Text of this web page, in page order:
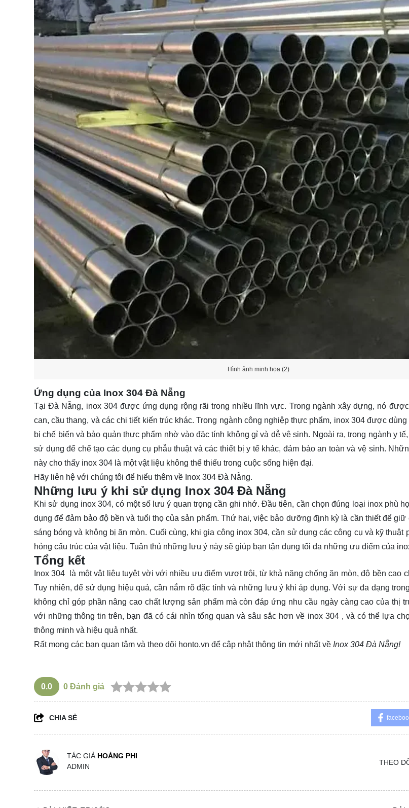
Hình ảnh minh họa (2)
Ứng dụng của Inox 304 Đà Nẵng
Tại Đà Nẵng, inox 304 được ứng dụng rộng rãi trong nhiều lĩnh vực. Trong ngành xây dựng, nó
can, cầu thang, và các chi tiết kiến trúc khác. Trong ngành công nghiệp thực phẩm, inox 304 được
bị chế biến và bảo quản thực phẩm nhờ vào đặc tính không gỉ và dễ vệ sinh. Ngoài ra, trong ngành y
sử dụng để chế tạo các dụng cụ phẫu thuật và các thiết bị y tế khác, đảm bảo an toàn và vệ sinh.
này cho thấy inox 304 là một vật liệu không thể thiếu trong cuộc sống hiện đại.
Hãy liên hệ với chúng tôi để hiểu thêm về Inox 304 Đà Nẵng.
Những lưu ý khi sử dụng Inox 304 Đà Nẵng
Khi sử dụng inox 304, có một số lưu ý quan trọng cần ghi nhớ. Đầu tiên, cần chọn đúng loại inox phù
dụng để đảm bảo độ bền và tuổi thọ của sản phẩm. Thứ hai, việc bảo dưỡng định kỳ là cần thiết để giữ
sáng bóng và không bị ăn mòn. Cuối cùng, khi gia công inox 304, cần sử dụng các công cụ và kỹ thuật
hỏng cấu trúc của vật liệu. Tuân thủ những lưu ý này sẽ giúp bạn tận dụng tối đa những ưu điểm của
Tổng kết
Inox 304 là một vật liệu tuyệt vời với nhiều ưu điểm vượt trội, từ khả năng chống ăn mòn, độ bền cao
Tuy nhiên, để sử dụng hiệu quả, cần nắm rõ đặc tính và những lưu ý khi áp dụng. Với sự đa dạng
không chỉ góp phần nâng cao chất lượng sản phẩm mà còn đáp ứng nhu cầu ngày càng cao của thị
với những thông tin trên, bạn đã có cái nhìn tổng quan và sâu sắc hơn về inox 304 , và có thể lựa
thông minh và hiệu quả nhất.
Rất mong các bạn quan tâm và theo dõi honto.vn để cập nhật thông tin mới nhất về Inox 304 Đà Nẵng!
0.0 0 Đánh giá
CHIA SẺ
TÁC GIẢ HOÀNG PHI
ADMIN
THEO